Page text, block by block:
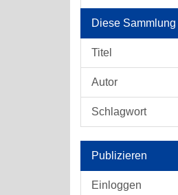
Diese Sammlung
Titel
Autor
Schlagwort
Publizieren
Einloggen